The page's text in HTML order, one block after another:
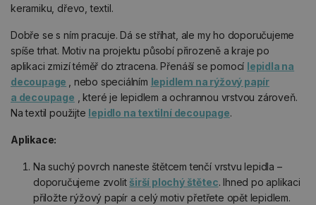
keramiku, dřevo, textil.
Dobře se s ním pracuje. Dá se stříhat, ale my ho doporučujeme
spíše trhat. Motiv na projektu působí přirozeně a kraje po
aplikaci zmizí téměř do ztracena. Přenáší se pomocí lepidla na
decoupage
, nebo speciálním lepidlem na rýžový papír
a decoupage , které je lepidlem a ochrannou vrstvou zároveň.
Na textil použijte lepidlo na textilní decoupage.
Aplikace:
Na suchý povrch naneste štětcem tenčí vrstvu lepidla –
doporučujeme zvolit širší plochý štětec. Ihned po aplikaci
přiložte rýžový papír a celý motiv přetřete opět lepidlem.